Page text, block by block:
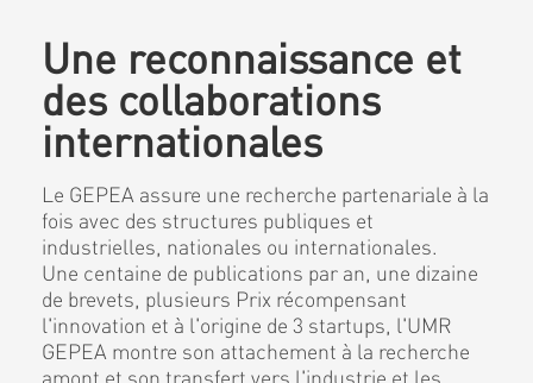
Une reconnaissance et
des collaborations
internationales
Le GEPEA assure une recherche partenariale à la
fois avec des structures publiques et
industrielles, nationales ou internationales.
Une centaine de publications par an, une dizaine
de brevets, plusieurs Prix récompensant
l'innovation et à l'origine de 3 startups, l'UMR
GEPEA montre son attachement à la recherche
amont et son transfert vers l'industrie et les